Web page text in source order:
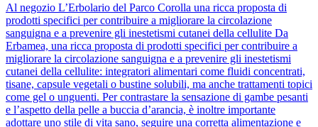
Al negozio L’Erbolario del Parco Corolla una ricca proposta di
prodotti specifici per contribuire a migliorare la circolazione
sanguigna e a prevenire gli inestetismi cutanei della cellulite Da
Erbamea, una ricca proposta di prodotti specifici per contribuire a
migliorare la circolazione sanguigna e a prevenire gli inestetismi
cutanei della cellulite: integratori alimentari come fluidi concentrati,
tisane, capsule vegetali o bustine solubili, ma anche trattamenti topici
come gel o unguenti. Per contrastare la sensazione di gambe pesanti
e l’aspetto della pelle a buccia d’arancia, è inoltre importante
adottare uno stile di vita sano, seguire una corretta alimentazione e